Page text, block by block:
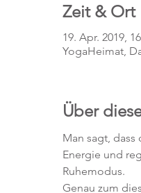
Zeit & Ort
19. Apr. 2019,
YogaHeimat,
Über
Man sagt,
Energie und